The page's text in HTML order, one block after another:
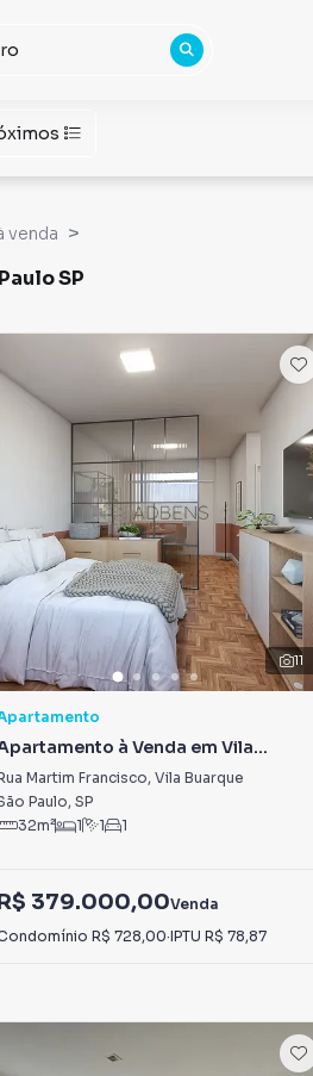
venda
SP
11
à Venda em Vila
Martim Francisco, Vila Buarque
Paulo, SP
32m² 1 1 1
379.000,00Venda
R$ 728,00·IPTU R$ 78,87